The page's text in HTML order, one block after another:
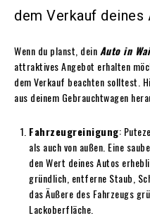
dem Verkauf
Wenn du planst, dein Auto in
attraktives Angebot erhalten
dem Verkauf beachten solltest.
aus deinem Gebrauchtwagen
Fahrzeugreinigung:
als auch von außen. Eine
den Wert deines Autos
gründlich, entferne Staub,
das Äußere des Fahrzeugs
Lackoberfläche.